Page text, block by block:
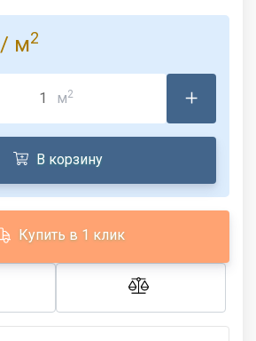
/ м2
м2
В корзину
Купить в 1 клик